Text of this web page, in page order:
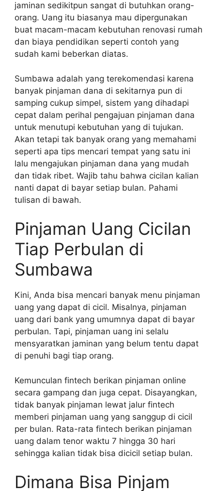
jaminan sedikitpun sangat di butuhkan orang-
orang. Uang itu biasanya mau dipergunakan
buat macam-macam kebutuhan renovasi rumah
dan biaya pendidikan seperti contoh yang
sudah kami beberkan diatas.
Sumbawa adalah yang terekomendasi karena
banyak pinjaman dana di sekitarnya pun di
samping cukup simpel, sistem yang dihadapi
cepat dalam perihal pengajuan pinjaman dana
untuk menutupi kebutuhan yang di tujukan.
Akan tetapi tak banyak orang yang memahami
seperti apa tips mencari tempat yang satu ini
lalu mengajukan pinjaman dana yang mudah
dan tidak ribet. Wajib tahu bahwa cicilan kalian
nanti dapat di bayar setiap bulan. Pahami
tulisan di bawah.
Pinjaman Uang Cicilan
Tiap Perbulan di
Sumbawa
Kini, Anda bisa mencari banyak menu pinjaman
uang yang dapat di cicil. Misalnya, pinjaman
uang dari bank yang umumnya dapat di bayar
perbulan. Tapi, pinjaman uang ini selalu
mensyaratkan jaminan yang belum tentu dapat
di penuhi bagi tiap orang.
Kemunculan fintech berikan pinjaman online
secara gampang dan juga cepat. Disayangkan,
tidak banyak pinjaman lewat jalur fintech
memberi pinjaman uang yang sanggup di cicil
per bulan. Rata-rata fintech berikan pinjaman
uang dalam tenor waktu 7 hingga 30 hari
sehingga kalian tidak bisa dicicil setiap bulan.
Dimana Bisa Pinjam